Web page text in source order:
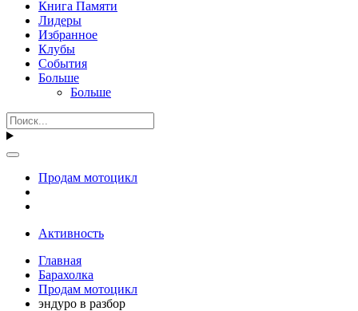
Книга Памяти
Лидеры
Избранное
Клубы
События
Больше
Больше
Продам мотоцикл
Активность
Главная
Барахолка
Продам мотоцикл
эндуро в разбор